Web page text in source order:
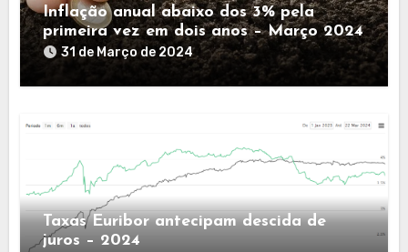
Inflação anual abaixo dos 3% pela
primeira vez em dois anos – Março 2024
31 de Março de 2024
Taxas Euribor antecipam descida de
juros – 2024